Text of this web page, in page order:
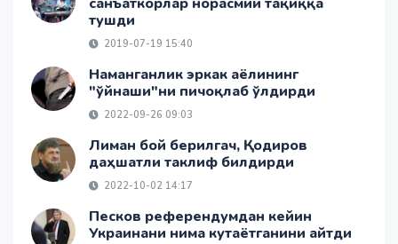
тушди
2019-07-19 15:40
Наманганлик эркак аёлининг
"ўйнаши"ни пичоқлаб ўлдирди
2022-09-26 09:03
Лиман бой берилгач, Қодиров
даҳшатли таклиф билдирди
2022-10-02 14:17
Песков референдумдан кейин
Украинани нима кутаётганини айтди